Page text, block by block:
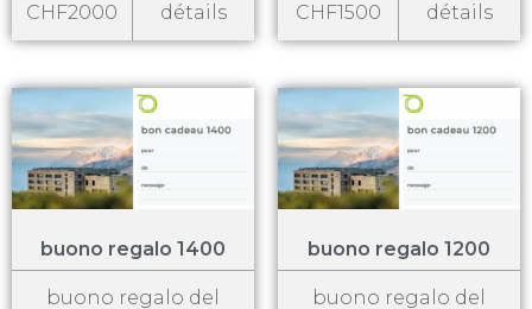
CHF2000 détails CHF1500 détails
buono regalo 1400
buono regalo del
buono regalo 1200
buono regalo del